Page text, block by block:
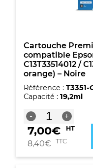
Noire
photo
Cartouche
compatible
C13T33514012 /
orange) – Noire
Référence : T3351-
Capacité : 19,2ml
-
quantité
de
Cartouche
Premium
G&G
+
7,00€ HT
8,40€ TTC